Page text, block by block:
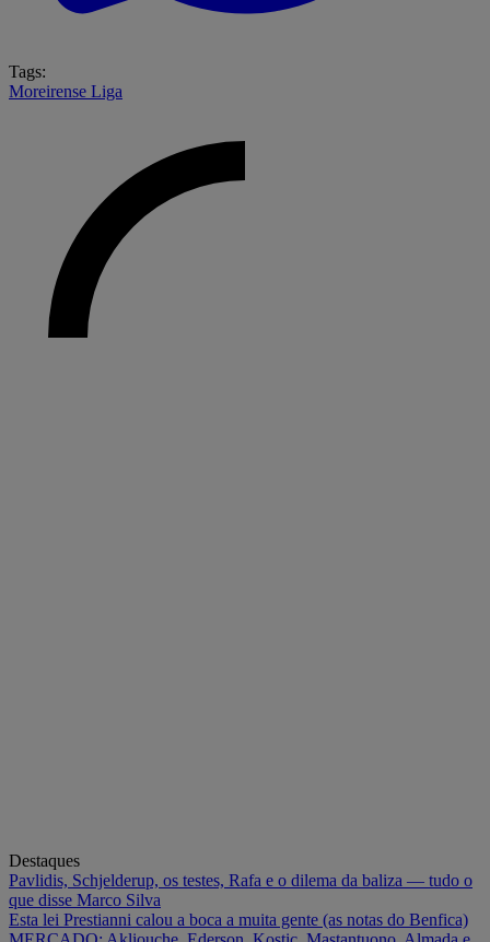
Tags:
Moreirense Liga
Destaques
Pavlidis, Schjelderup, os testes, Rafa e o dilema da baliza — tudo o
que disse Marco Silva
Esta lei Prestianni calou a boca a muita gente (as notas do Benfica)